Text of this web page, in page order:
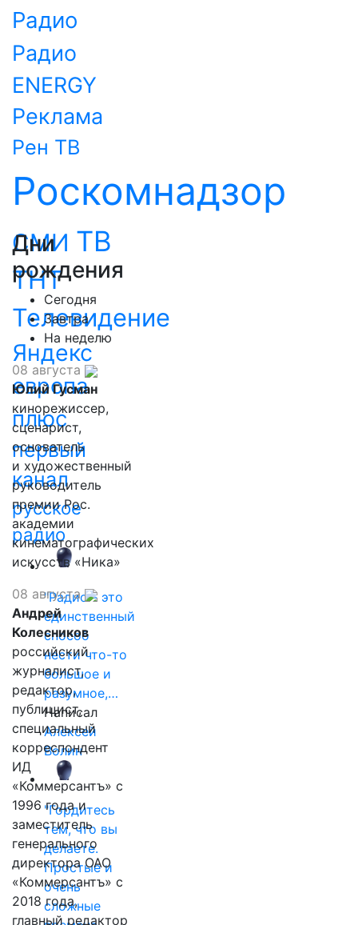
Радио
Радио
ENERGY
Реклама
Рен ТВ
Роскомнадзор
СМИ ТВ
ТНТ
Телевидение
Яндекс
европа
плюс
первый
канал
русское
радио
"Радио - это
единственный
способ
нести что-то
большое и
разумное,…
Написал
Алексей
Волин
"Гордитесь
тем, что вы
делаете.
Простые и
очень
сложные
Дни
рождения
Сегодня
Завтра
На неделю
08 августа
Юлий Гусман
кинорежиссер,
сценарист,
основатель
и художественный
руководитель
премии Рос.
академии
кинематографических
искусств «Ника»
08 августа
Андрей
Колесников
российский
журналист,
редактор,
публицист,
специальный
корреспондент
ИД
«Коммерсантъ» с
1996 года и
заместитель
генерального
директора ОАО
«Коммерсантъ» с
2018 года,
главный редактор